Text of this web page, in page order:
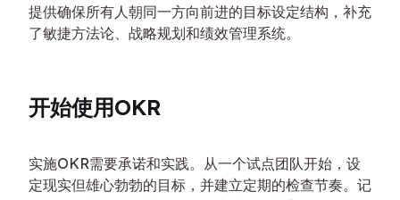
提供确保所有人朝同一方向前进的目标设定结构，补充
了敏捷方法论、战略规划和绩效管理系统。
开始使用OKR
实施OKR需要承诺和实践。从一个试点团队开始，设
定现实但雄心勃勃的目标，并建立定期的检查节奏。记